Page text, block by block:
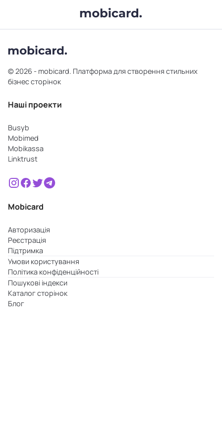
© 2026 - mobicard. Платформа для створення стильних
бізнес сторінок
Наші проекти
Busyb
Mobimed
Mobikassa
Linktrust
Mobicard
Авторизація
Реєстрація
Підтримка
Умови користування
Політика конфіденційності
Пошукові індекси
Каталог сторінок
Блог